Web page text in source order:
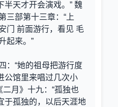
半天才开会演戏。” 魏
三部第十三章：“上
门 前面游行，看见 毛
起来。”
：“她的祖母把游行度
公馆里来唱过几次小
二月》十九：“孤独也
于孤独的，以后天涯地